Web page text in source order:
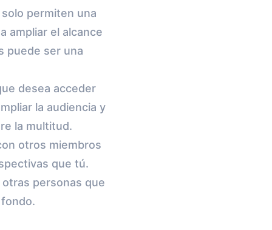
permiten una
ampliar el alcance
puede ser una
desea acceder
la audiencia y
la multitud.
otros miembros
que tú.
personas que